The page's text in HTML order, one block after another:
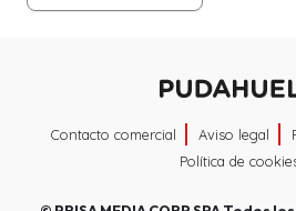
Contacto comercial Aviso legal
Política de